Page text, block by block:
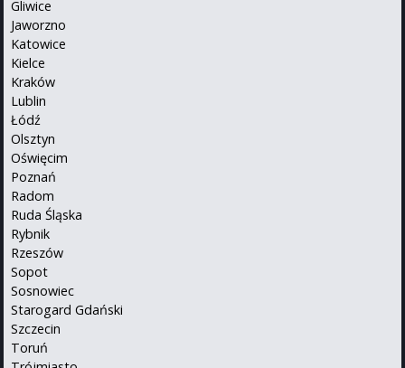
Gliwice
Jaworzno
Katowice
Kielce
Kraków
Lublin
Łódź
Olsztyn
Oświęcim
Poznań
Radom
Ruda Śląska
Rybnik
Rzeszów
Sopot
Sosnowiec
Starogard Gdański
Szczecin
Toruń